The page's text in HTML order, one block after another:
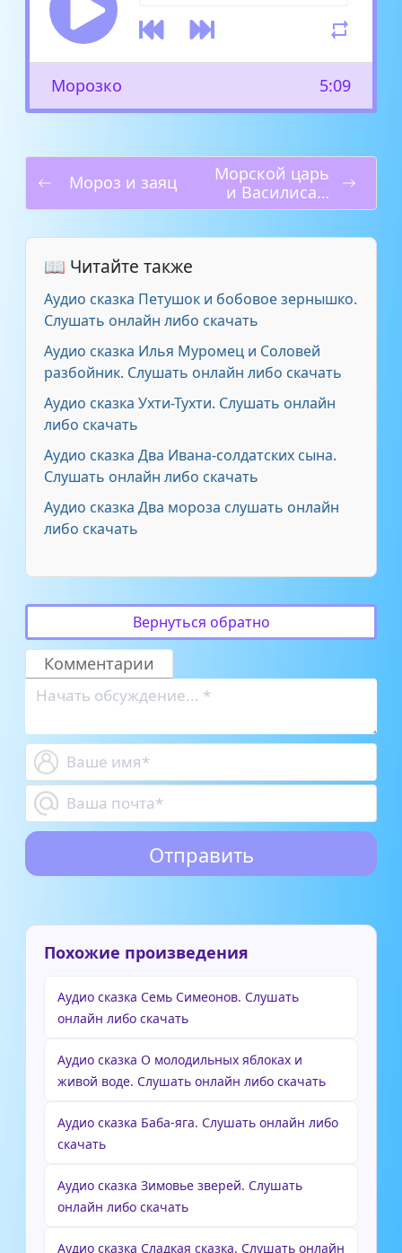
Морозко 5:09
Мороз и заяц
Морской царь
и Василиса
Премудрая
📖 Читайте также
Аудио сказка Петушок и бобовое зернышко.
Слушать онлайн либо скачать
Аудио сказка Илья Муромец и Соловей
разбойник. Слушать онлайн либо скачать
Аудио сказка Ухти-Тухти. Слушать онлайн
либо скачать
Аудио сказка Два Ивана-солдатских сына.
Слушать онлайн либо скачать
Аудио сказка Два мороза слушать онлайн
либо скачать
Вернуться обратно
Комментарии
Похожие произведения
Аудио сказка Семь Симеонов. Слушать
онлайн либо скачать
Аудио сказка О молодильных яблоках и
живой воде. Слушать онлайн либо скачать
Аудио сказка Баба-яга. Слушать онлайн либо
скачать
Аудио сказка Зимовье зверей. Слушать
онлайн либо скачать
Аудио сказка Сладкая сказка. Слушать онлайн